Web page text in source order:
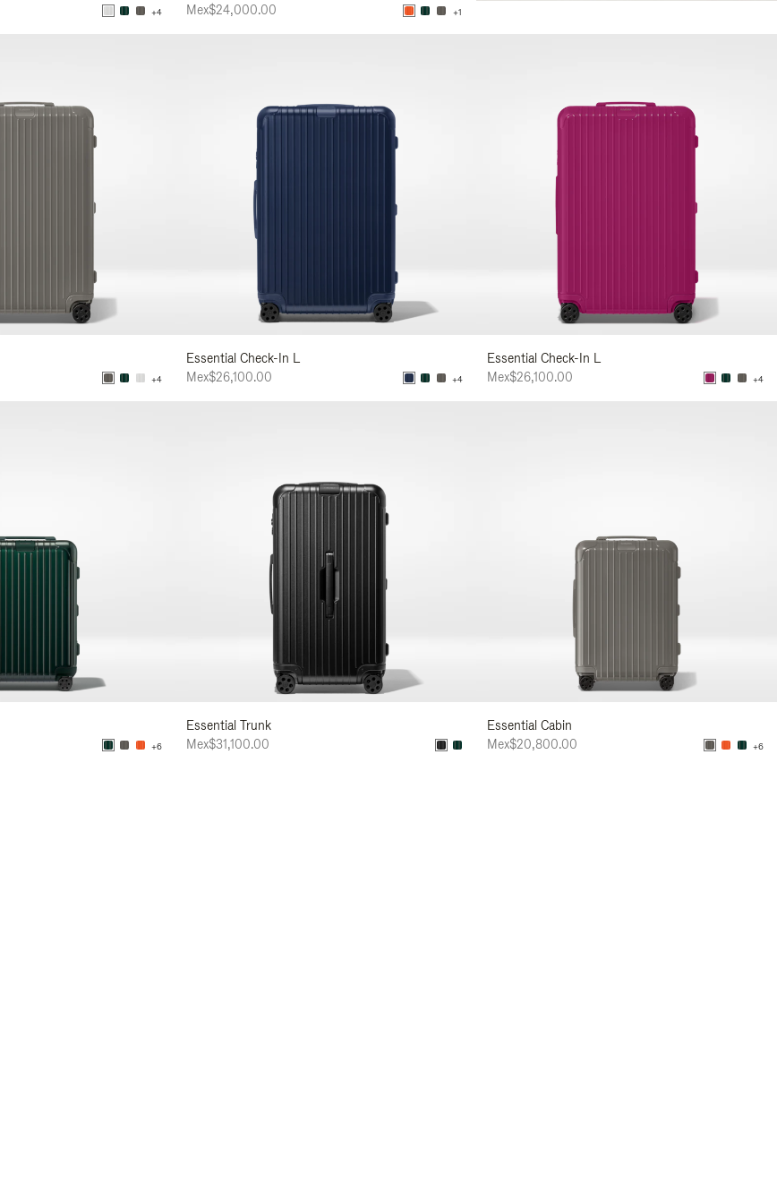
+4
Mex$24,000.00
+1
+4
Essential Check-In L
Mex$26,100.00
+4
Essential Check-In L
Mex$26,100.00
+4
+6
Essential Trunk
Mex$31,100.00
Essential Cabin
Mex$20,800.00
+6